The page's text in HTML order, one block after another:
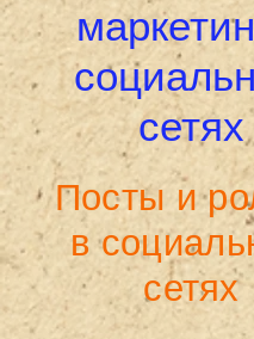
сетях
Посты и
в
сетях